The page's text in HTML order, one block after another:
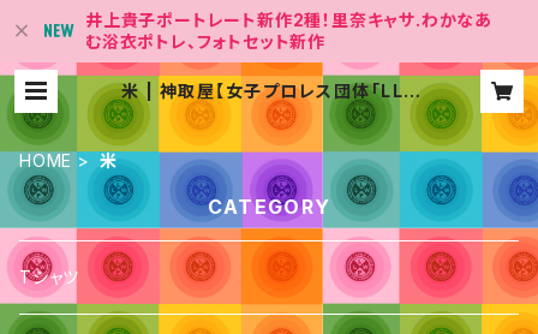
井上貴子ポートレート新作2種！里奈キャサ.わかなあ
む浴衣ポトレ、フォトセット新作
米 | 神取屋【女子プロレス団体「LLP
W-X 」Official Shop】
HOME 米
CATEGORY
Tシャツ